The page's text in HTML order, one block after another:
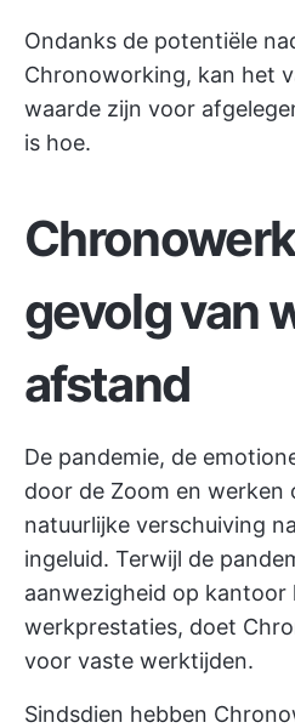
Ondanks de potentiële
Chronoworking, kan het
waarde zijn voor
is hoe.
gevolg van
afstand
De pandemie, de
door de Zoom en werken
natuurlijke verschuiving
ingeluid. Terwijl de
aanwezigheid op kantoor
werkprestaties, doet
voor vaste werktijden.
Sindsdien hebben